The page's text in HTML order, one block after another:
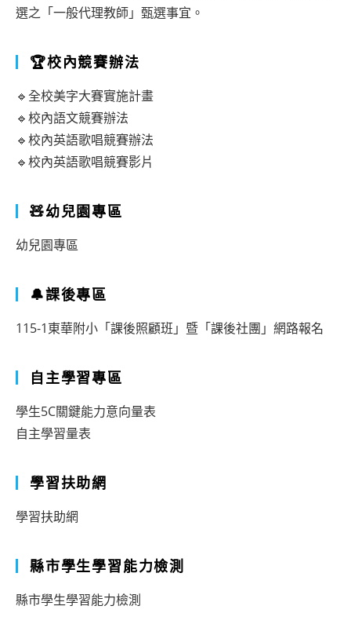
選之「一般代理教師」甄選事宜。
🏆校內競賽辦法
🔹全校美字大賽實施計畫
🔹校內語文競賽辦法
🔹校內英語歌唱競賽辦法
🔹校內英語歌唱競賽影片
🧸幼兒園專區
幼兒園專區
🔔課後專區
115-1東華附小「課後照顧班」暨「課後社團」網路報名
自主學習專區
學生5C關鍵能力意向量表
自主學習量表
學習扶助網
學習扶助網
縣市學生學習能力檢測
縣市學生學習能力檢測